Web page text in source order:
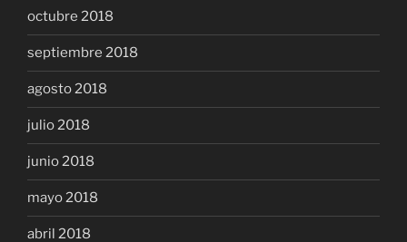
octubre 2018
septiembre 2018
agosto 2018
julio 2018
junio 2018
mayo 2018
abril 2018